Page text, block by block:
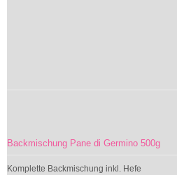
Backmischung Pane di Germino 500g
Komplette Backmischung inkl. Hefe